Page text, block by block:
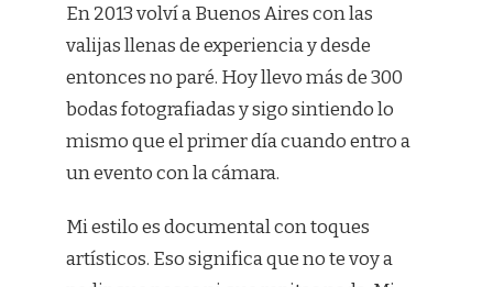
En 2013 volví a Buenos Aires con las
valijas llenas de experiencia y desde
entonces no paré. Hoy llevo más de 300
bodas fotografiadas y sigo sintiendo lo
mismo que el primer día cuando entro a
un evento con la cámara.
Mi estilo es documental con toques
artísticos. Eso significa que no te voy a